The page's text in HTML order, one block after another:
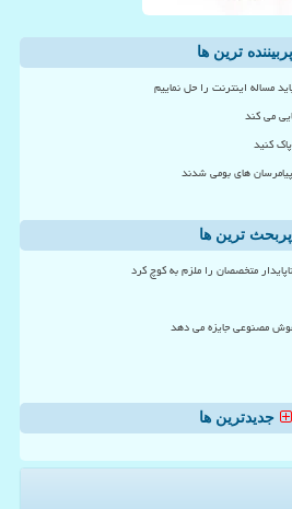
پربیننده ترین ها
مساله اینترنت را حل نماییم
می کند
کنید
های بومی شدند
پربحث ترین ها
متخصصان را ملزم به کوچ کرد
هوش مصنوعی جایزه می دهد
جدیدترین ها